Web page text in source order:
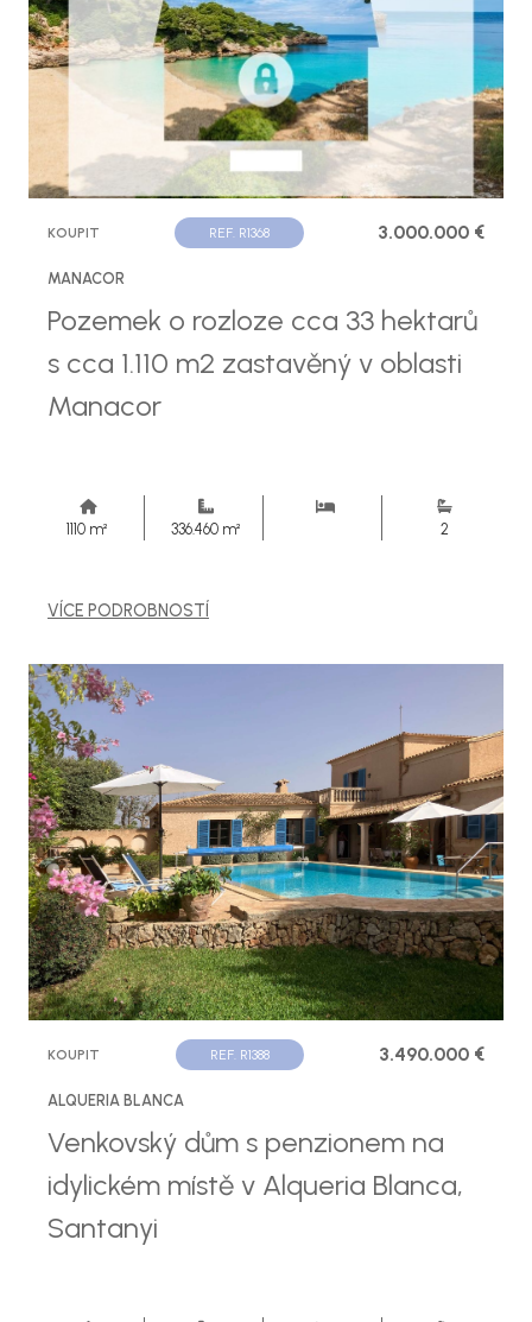
KOUPIT REF. R1368 3.000.000 €
MANACOR
Pozemek o rozloze cca 33 hektarů
s cca 1.110 m2 zastavěný v oblasti
Manacor
1110 m² 336.460 m² 2
VÍCE PODROBNOSTÍ
KOUPIT REF. R1388 3.490.000 €
ALQUERIA BLANCA
Venkovský dům s penzionem na
idylickém místě v Alqueria Blanca,
Santanyi